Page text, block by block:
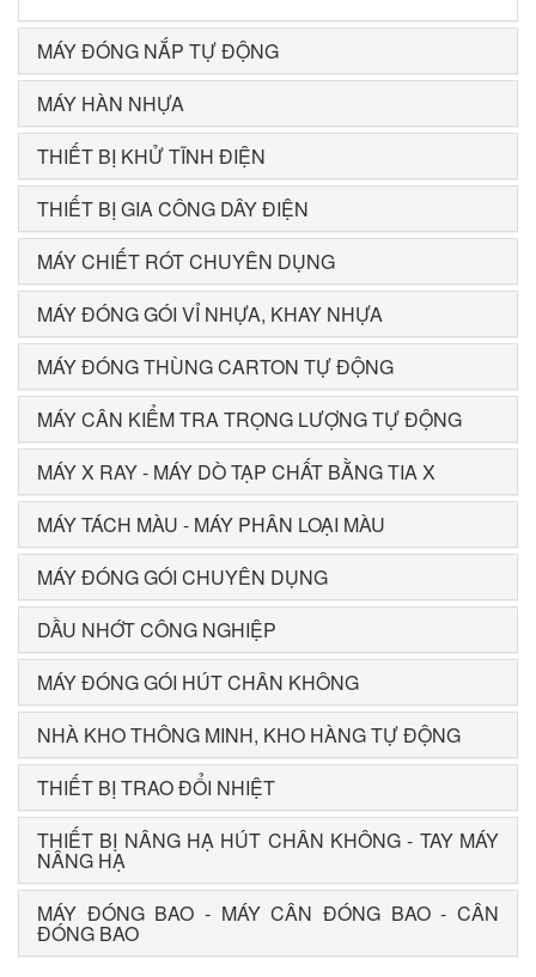
MÁY ĐÓNG NẮP TỰ ĐỘNG
MÁY HÀN NHỰA
THIẾT BỊ KHỬ TĨNH ĐIỆN
THIẾT BỊ GIA CÔNG DÂY ĐIỆN
MÁY CHIẾT RÓT CHUYÊN DỤNG
MÁY ĐÓNG GÓI VỈ NHỰA, KHAY NHỰA
MÁY ĐÓNG THÙNG CARTON TỰ ĐỘNG
MÁY CÂN KIỂM TRA TRỌNG LƯỢNG TỰ ĐỘNG
MÁY X RAY - MÁY DÒ TẠP CHẤT BẰNG TIA X
MÁY TÁCH MÀU - MÁY PHÂN LOẠI MÀU
MÁY ĐÓNG GÓI CHUYÊN DỤNG
DẦU NHỚT CÔNG NGHIỆP
MÁY ĐÓNG GÓI HÚT CHÂN KHÔNG
NHÀ KHO THÔNG MINH, KHO HÀNG TỰ ĐỘNG
THIẾT BỊ TRAO ĐỔI NHIỆT
THIẾT BỊ NÂNG HẠ HÚT CHÂN KHÔNG - TAY MÁY
NÂNG HẠ
MÁY ĐÓNG BAO - MÁY CÂN ĐÓNG BAO - CÂN
ĐÓNG BAO